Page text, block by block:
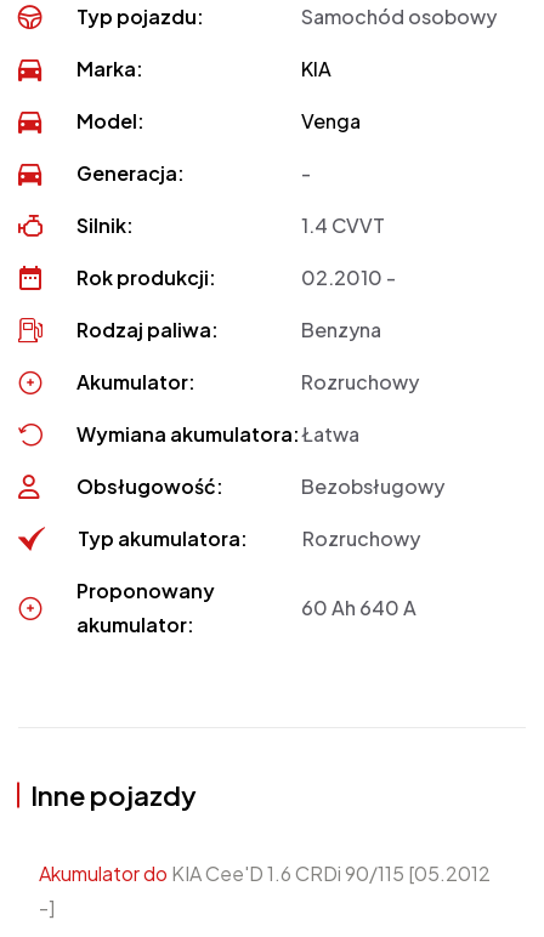
Typ pojazdu: Samochód osobowy
Marka: KIA
Model: Venga
Generacja: -
Silnik: 1.4 CVVT
Rok produkcji: 02.2010 -
Rodzaj paliwa: Benzyna
Akumulator: Rozruchowy
Wymiana akumulatora:Łatwa
Obsługowość: Bezobsługowy
Typ akumulatora: Rozruchowy
Proponowany
akumulator:
60 Ah 640 A
Inne pojazdy
Akumulator do KIA Cee'D 1.6 CRDi 90/115 [05.2012
-]